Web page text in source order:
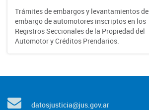
Trámites de embargos y levantamientos de
embargo de automotores inscriptos en los
Registros Seccionales de la Propiedad del
Automotor y Créditos Prendarios.
datosjusticia@jus.gov.ar